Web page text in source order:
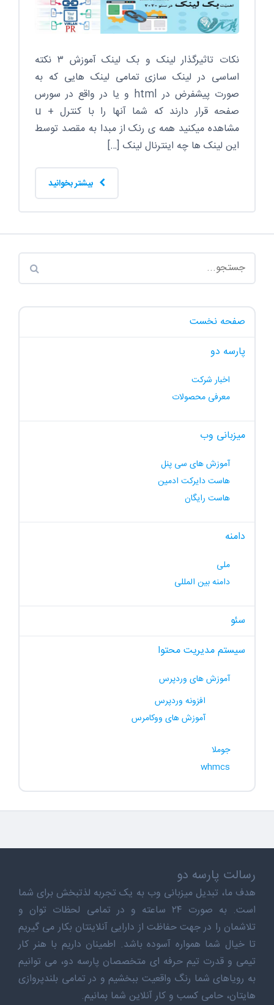
نکات تاثیرگذار لینک و بک لینک آموزش ۳ نکته
اساسی در لینک سازی تمامی لینک هایی که به
صورت پیشفرض در html و یا در واقع در سورس
صفحه قرار دارند که شما آنها را با کنترل + u
مشاهده میکنید همه ی رنک از مبدا به مقصد توسط
این لینک ها چه اینترنال لینک […]
صفحه نخست
پارسه دو
اخبار شرکت
معرفی محصولات
میزبانی وب
آموزش های سی پنل
هاست دایرکت ادمین
هاست رایگان
دامنه
ملی
دامنه بین المللی
سئو
سیستم مدیریت محتوا
آموزش های وردپرس
افزونه وردپرس
آموزش های ووکامرس
جوملا
whmcs
رسالت پارسه دو
هدف ما، تبدیل میزبانی وب به یک تجربه لذتبخش برای شما
است. به صورت ۲۴ ساعته و در تمامی لحظات توان و
تلاشمان را در جهت حفاظت از دارایی آنلاینتان بکار می گیریم
تا خیال شما همواره آسوده باشد. اطمینان داریم با هنر کار
تیمی و قدرت تیم حرفه ای متخصصان پارسه دو، می توانیم
به رویاهای شما رنگ واقعیت ببخشیم و در تمامی بلندپروازی
هایتان، حامی کسب و کار آنلاین شما بمانیم.